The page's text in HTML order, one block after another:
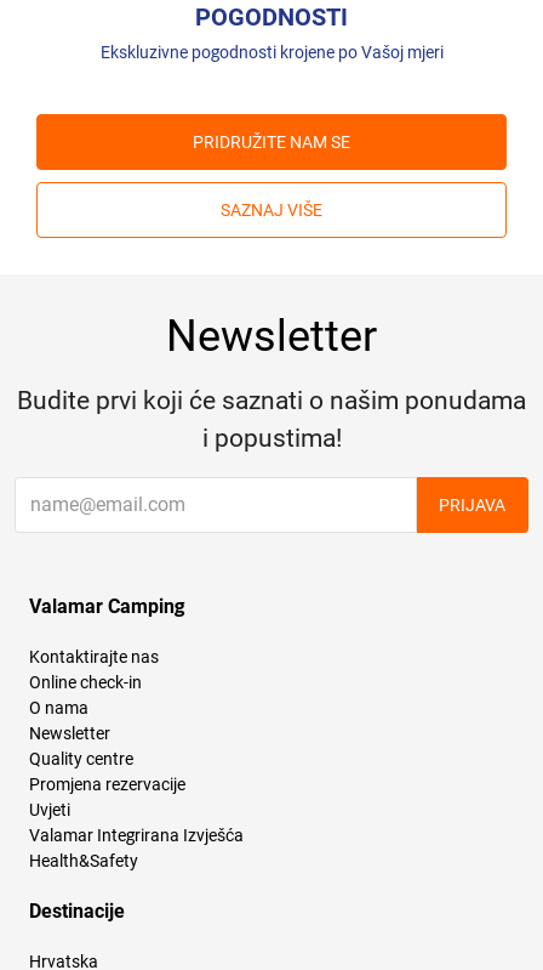
POGODNOSTI
Ekskluzivne pogodnosti krojene po Vašoj mjeri
PRIDRUŽITE NAM SE
SAZNAJ VIŠE
Newsletter
Budite prvi koji će saznati o našim ponudama
i popustima!
PRIJAVA
Valamar Camping
Kontaktirajte nas
Online check-in
O nama
Newsletter
Quality centre
Promjena rezervacije
Uvjeti
Valamar Integrirana Izvješća
Health&Safety
Destinacije
Hrvatska